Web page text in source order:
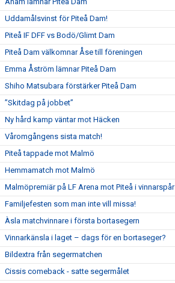
Uddamålsvinst för Piteå Dam!
Piteå IF DFF vs Bodö/Glimt Dam
Piteå Dam välkomnar Åse till föreningen
Emma Åström lämnar Piteå Dam
Shiho Matsubara förstärker Piteå Dam
”Skitdag på jobbet”
Ny hård kamp väntar mot Häcken
Våromgångens sista match!
Piteå tappade mot Malmö
Hemmamatch mot Malmö
Malmöpremiär på LF Arena mot Piteå i vinnarspår
Familjefesten som man inte vill missa!
Àsla matchvinnare i första bortasegern
Vinnarkänsla i laget – dags för en bortaseger?
Bildextra från segermatchen
Cissis comeback - satte segermålet